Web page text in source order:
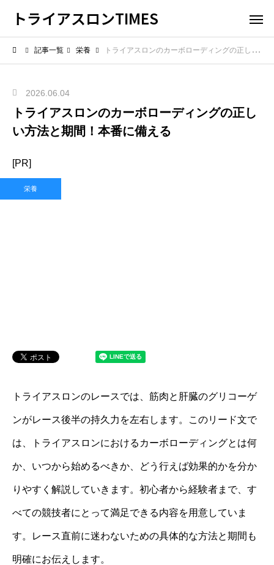
トライアスロンTIMES
記事一覧 栄養 トライアスロンのカーボローディングの正しい方法と期間！本番に備える
2026.06.04
トライアスロンのカーボローディングの正し
い方法と期間！本番に備える
[PR]
栄養
トライアスロンのレースでは、筋肉と肝臓のグリコーゲ
ンがレース後半の持久力を左右します。このリード文で
は、トライアスロンにおけるカーボローディングとは何
か、いつから始めるべきか、どう行えば効果的かを分か
りやすく解説していきます。初心者から経験者まで、す
べての競技者にとって満足できる内容を用意していま
す。レース直前に迷わないための具体的な方法と期間も
明確にお伝えします。